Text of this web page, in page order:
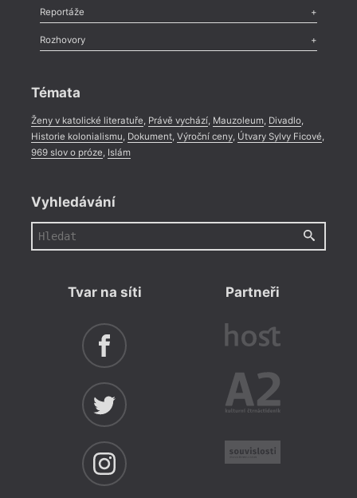
Recenze
Méně slov o próze,Celá rubrika
Reportáže
Literární zítřky
Celá rubrika
Rozhovory
Témata
Ženy v katolické literatuře, Právě vychází, Mauzoleum, Divadlo,
Historie kolonialismu, Dokument, Výroční ceny, Útvary Sylvy Ficové,
969 slov o próze, Islám
Vyhledávání
Tvar na síti Partneři